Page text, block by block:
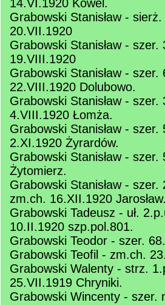
14.VI.1920 Kowel.
Grabowski Stanisław -
20.VII.1920
Grabowski Stanisław - szer.
19.VIII.1920
Grabowski Stanisław - szer.
22.VIII.1920 Dolubowo.
Grabowski Stanisław -
4.VIII.1920 Łomża.
Grabowski Stanisław -
2.XI.1920 Żyrardów.
Grabowski Stanisław -
Żytomierz.
Grabowski Stanisław -
zm.ch. 16.XII.1920
Grabowski Tadeusz - uł.
10.II.1920 szp.pol.801.
Grabowski Teodor - szer.
Grabowski Teofil - zm.ch.
Grabowski Walenty - strz.
25.VII.1919 Chryniki.
Grabowski Wincenty - szer.